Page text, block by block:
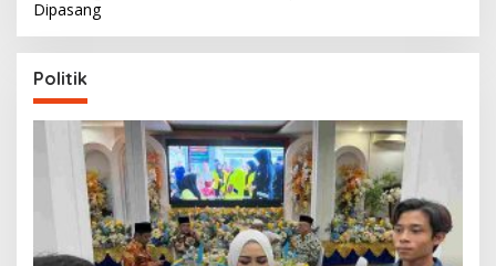
Dipasang
Politik